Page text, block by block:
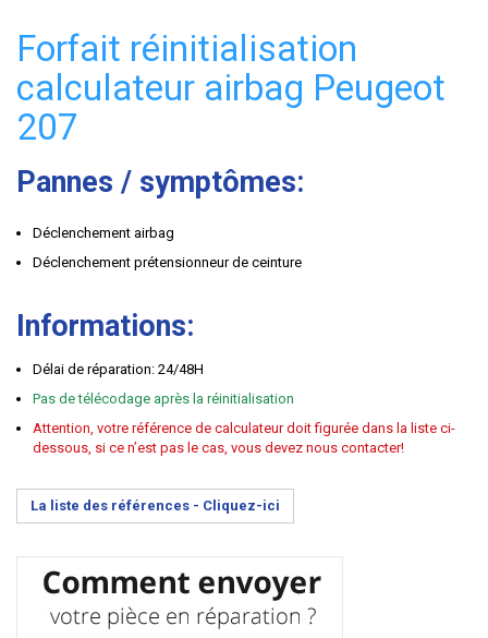
Forfait réinitialisation
calculateur airbag Peugeot
207
Pannes / symptômes:
Déclenchement airbag
Déclenchement prétensionneur de ceinture
Informations:
Délai de réparation: 24/48H
Pas de télécodage après la réinitialisation
Attention, votre référence de calculateur doit figurée dans la liste ci-
dessous, si ce n’est pas le cas, vous devez nous contacter!
La liste des références - Cliquez-ici